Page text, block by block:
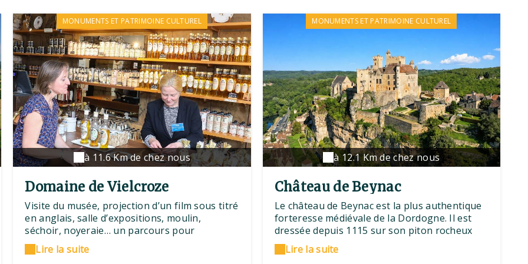
piste médiéval sans oublier nos célèbres
nocturnes.Ouvert du 03 avril au 30 septembre
2026Nouveauté: Parcours de visite
scénographié et illustré, jeu enfant 4-7 ans «
Le parcours du petit chevalier »Animation sur
réservation: Les nocturnes estivales
Mystères&Lumières, Escape Game toute
l’année
MONUMENTS ET PATRIMOINE CULTUREL
à 11.6 Km de chez nous
Domaine de Vielcroze
Visite du musée, projection d’un film sous titré
en anglais, salle d’expositions, moulin,
séchoir, noyeraie… un parcours pour
découvrir l’histoire, la culture et le travail des
noyers.Producteur de noix bio et d’huile de
Lire la suite
MONUMENTS ET PATRIMOINE CULTUREL
à 12.1 Km de chez nous
Château de Beynac
Le château de Beynac est la plus authentique
forteresse médiévale de la Dordogne. Il est
dressée depuis 1115 sur son piton rocheux
dominant le village de Beynac-et-Cazenac, et
la Dordogne. Visiter Beynac, c’est traverser 5
Lire la suite